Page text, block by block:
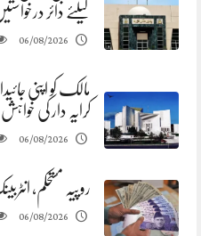
کیلئے دائر
06/08/2026
مالک کو اپنی
کرایہ دار کی
06/08/2026
روپیہ مستحکم، انٹربینک میں
06/08/2026